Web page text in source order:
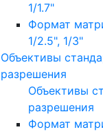
1/1.7"
Формат
1/2.5", 1/3"
Объективы
разрешения
Объективы
разрешения
Формат